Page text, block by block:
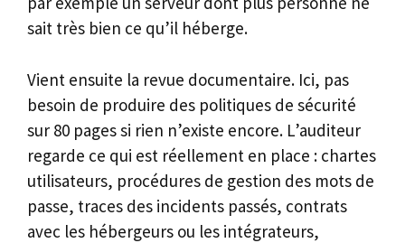
sait très bien ce qu’il héberge.
Vient ensuite la revue documentaire. Ici, pas
besoin de produire des politiques de sécurité
sur 80 pages si rien n’existe encore. L’auditeur
regarde ce qui est réellement en place : chartes
utilisateurs, procédures de gestion des mots de
passe, traces des incidents passés, contrats
avec les hébergeurs ou les intégrateurs,